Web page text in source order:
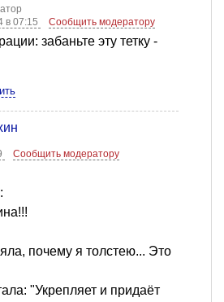
в 07:15
Сообщить модератору
забаньте эту тетку -
Сообщить модератору
почему я толстею... Это
"Укрепляет и придаёт